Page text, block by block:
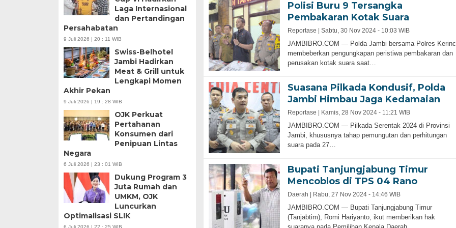
Laga Internasional
dan Pertandingan
Persahabatan
9 Juli 2026 | 20 : 11 WIB
Swiss-Belhotel
Jambi Hadirkan
Meat & Grill untuk
Lengkapi Momen
Akhir Pekan
9 Juli 2026 | 19 : 28 WIB
OJK Perkuat
Pertahanan
Konsumen dari
Penipuan Lintas
Negara
6 Juli 2026 | 23 : 01 WIB
Dukung Program 3
Juta Rumah dan
UMKM, OJK
Luncurkan
Optimalisasi SLIK
6 Juli 2026 | 22 : 25 WIB
Polisi Buru 9 Tersangka
Pembakaran Kotak Suara
Reportase | Sabtu, 30 Nov 2024 - 10:03 WIB
JAMBIBRO.COM — Polda Jambi bersama Polres
membeberkan pengungkapan peristiwa pembakaran dan
perusakan kotak suara saat…
Suasana Pilkada Kondusif, Polda
Jambi Himbau Jaga Kedamaian
Reportase | Kamis, 28 Nov 2024 - 11:21 WIB
JAMBIBRO.COM — Pilkada Serentak 2024 di Provinsi
Jambi, khususnya tahap pemungutan dan perhitungan
suara pada 27…
Bupati Tanjungjabung Timur
Mencoblos di TPS 04 Rano
Daerah | Rabu, 27 Nov 2024 - 14:46 WIB
JAMBIBRO.COM — Bupati Tanjungjabung Timur
(Tanjabtim), Romi Hariyanto, ikut memberikan hak